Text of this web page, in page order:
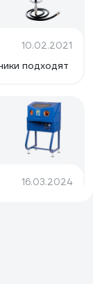
10.02.2021
подходят
16.03.2024